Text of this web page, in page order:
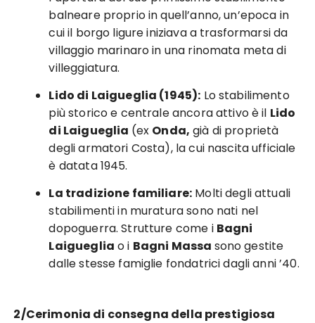
balneare proprio in quell’anno, un’epoca in
cui il borgo ligure iniziava a trasformarsi da
villaggio marinaro in una rinomata meta di
villeggiatura.
Lido di Laigueglia (1945): Lo stabilimento
più storico e centrale ancora attivo è il Lido
di Laigueglia (ex Onda, già di proprietà
degli armatori Costa), la cui nascita ufficiale
è datata 1945.
La tradizione familiare: Molti degli attuali
stabilimenti in muratura sono nati nel
dopoguerra. Strutture come i Bagni
Laigueglia o i Bagni Massa sono gestite
dalle stesse famiglie fondatrici dagli anni ’40.
2/Cerimonia di consegna della prestigiosa